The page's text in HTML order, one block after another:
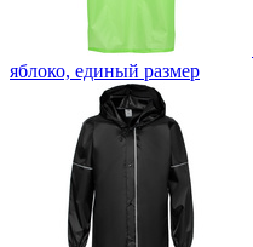
яблоко, единый размер